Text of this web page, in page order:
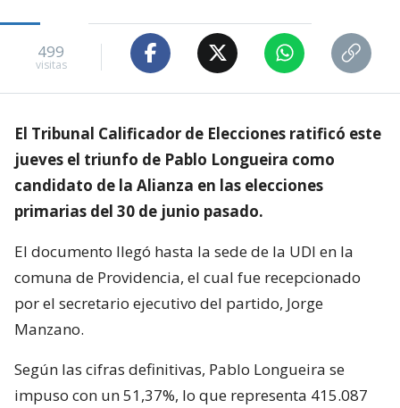
499
visitas
El Tribunal Calificador de Elecciones ratificó este
jueves el triunfo de Pablo Longueira como
candidato de la Alianza en las elecciones
primarias del 30 de junio pasado.
El documento llegó hasta la sede de la UDI en la
comuna de Providencia, el cual fue recepcionado
por el secretario ejecutivo del partido, Jorge
Manzano.
Según las cifras definitivas, Pablo Longueira se
impuso con un 51,37%, lo que representa 415.087